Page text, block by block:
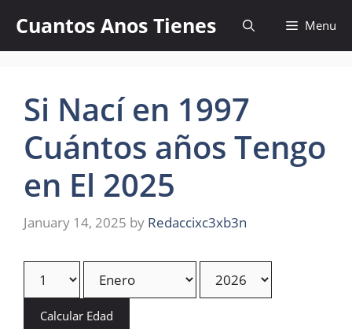
content
Cuantos Anos Tienes Menu
Si Nací en 1997
Cuántos años Tengo
en El 2025
January 14, 2025 by Redaccixc3xb3n
Calcular Edad